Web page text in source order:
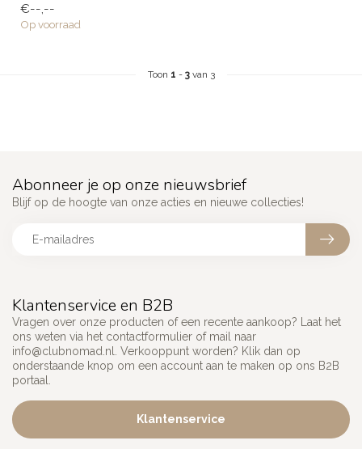
gem...
€--,--
Op voorraad
Toon 1 - 3van 3
Klantenservice en B2B
Vragen over onze producten of een recente aankoop? Laat het
ons weten via het contactformulier of mail naar
info@clubnomad.nl . Verkooppunt worden? Klik dan op
onderstaande knop om een account aan te maken op ons B2B
portaal.
Klantenservice
Abonneer je op onze nieuwsbrief
Blijf op de hoogte van onze acties en nieuwe collecties!